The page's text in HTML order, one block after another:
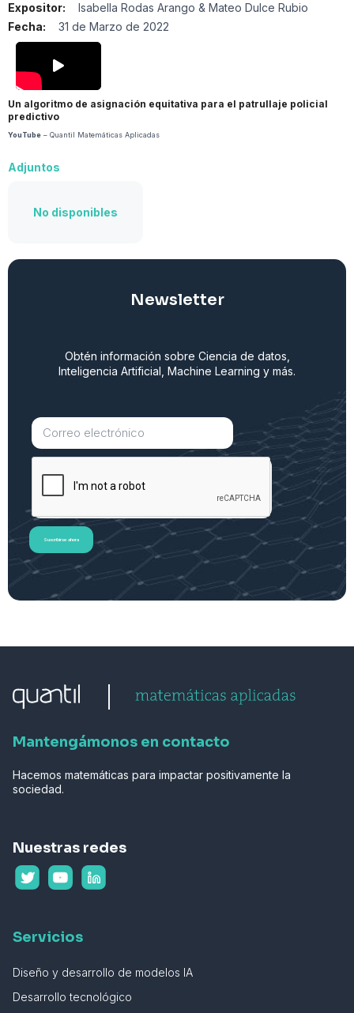
Expositor:
Isabella Rodas Arango & Mateo Dulce Rubio
Fecha:
31 de Marzo de 2022
Un algoritmo de asignación equitativa para el patrullaje policial
predictivo
YouTube – Quantil Matemáticas Aplicadas
Adjuntos
No disponibles
Newsletter
Obtén información sobre Ciencia de datos,
Inteligencia Artificial, Machine Learning y más.
Suscribirse ahora
Mantengámonos en contacto
Hacemos matemáticas para impactar positivamente la
sociedad.
Nuestras redes
Servicios
Diseño y desarrollo de modelos IA
Desarrollo tecnológico